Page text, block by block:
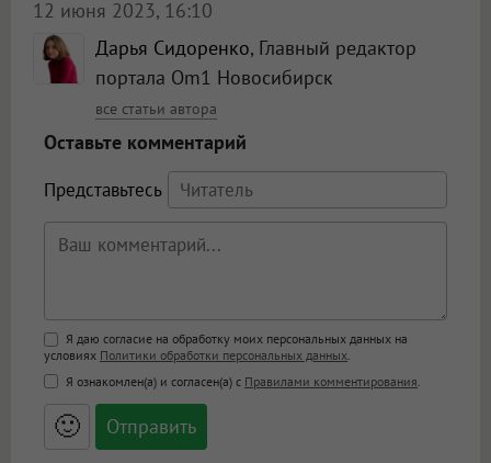
Дарья Сидоренко, Главный редактор
портала Om1 Новосибирск
все статьи автора
12 июня 2023, 16:10
Оставьте комментарий
Представьтесь
Поддержка HTML
<b>, <strong>, <u>, <i>, <em>, <s>, <big>,
<small>, <sup>, <sub>, <pre>, <ul>, <ol>, <li>,
<blockquote>, <code> экранирует HTML,
адреса URL автоматически становятся
ссылками, и [img]адрес[/img] будет
Я даю согласие на обработку моих персональных данных на
условиях Политики обработки персональных данных
Я ознакомлен(а) и согласен(а) с Правилами комментирования
🙂